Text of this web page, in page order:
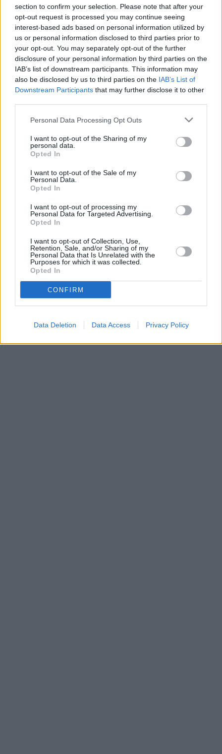
section to confirm your selection. Please note that after your
opt-out request is processed you may continue seeing
interest-based ads based on personal information utilized by
us or personal information disclosed to third parties prior to
your opt-out. You may separately opt-out of the further
disclosure of your personal information by third parties on the
IAB’s list of downstream participants. This information may
also be disclosed by us to third parties on the IAB’s List of
Downstream Participants that may further disclose it to other
Personal Data Processing Opt Outs
I want to opt-out of the Sharing of my
personal data.
Opted In
I want to opt-out of the Sale of my
Personal Data.
Opted In
I want to opt-out of processing my
Personal Data for Targeted Advertising.
Opted In
I want to opt-out of Collection, Use,
Retention, Sale, and/or Sharing of my
Personal Data that Is Unrelated with the
Purposes for which it was collected.
Opted In
CONFIRM
Data Deletion Data Access Privacy Policy
okres Jihlava)
07.08.2026 -
Specialista pro elektronická zařízení údržby (m/ž) (tř.
Klementa 869, Mladá Boleslav II)
06.08.2026 -Bosch Powertrain s.r.o. Jihlava • CNC operátor• mzda
Kč • náborový bonus 50.000 Kč • příspěvek na ubytování (Jihlava,
Jihlava)
06.08.2026 - Bosch Powertrain s.r.o. • montážní dělník • mzda 44.700
týdenní zálohy na mzdu 2.000 Kč (Jihlava, okres Jihlava)
... další nabídky zaměstnání
Vybrané články
Prima sport - co nabídne v prvním
Parabola.cz
- web o satelitní, terestrické a kabelové televizi, ©
O webu parabola.cz •O souborech cookies•
Kontakt
Dovolená u moře•Bazény